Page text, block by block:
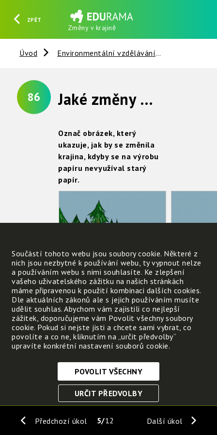
ZPĚT
Změny v krajině
HLEDAT REGISTROVAT PŘIHLÁSIT SE
Úvod Environmentální vzdělávání
86 Jaké změny by byly v naší krajině ?
Označ obrázek, který
ukazuje, jak by se změnila
krajina, kdyby se na výrobu
papíru nevyužíval starý
papír.
Předchozí úkol Další úkol
5 12
Součástí tohoto webu jsou soubory cookie. Některé z
nich jsou nezbytné k používání webu, ty vypnout nelze
a používáním webu s nimi souhlasíte. Ke zlepšení
vašeho uživatelského zážitku na našich stránkách
máme připravenou k použití kombinaci dalších cookies.
Dle aktuálních zákonů ale s jejich používáním musíte
udělit souhlas. Abychom vám zajistili co nejlepší
zážitek, doporučujeme vám Povolit všechny soubory
cookie. Pokud si nejste jisti a chcete sami vybrat, co
povolíte a co ne, kliknutím na „určit předvolby“
upravíte konkrétní nastavení souborů cookie.
Nezbytně nutné cookies
Tyto soubory cookie jsou nezbytné, abyste se mohli
funkce. Bez těchto cookies by webové stránky
POVOLIT VŠECHNY
URČIT PŘEDVOLBY